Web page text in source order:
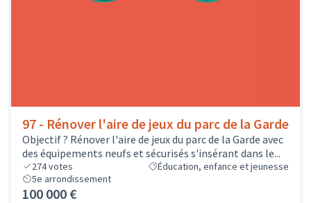
97 - Rénover l'aire de jeux du parc de la Garde
Objectif ? Rénover l'aire de jeux du parc de la Garde avec
des équipements neufs et sécurisés s'insérant dans le...
274votes
Éducation, enfance et jeunesse
5e arrondissement
100 000 €